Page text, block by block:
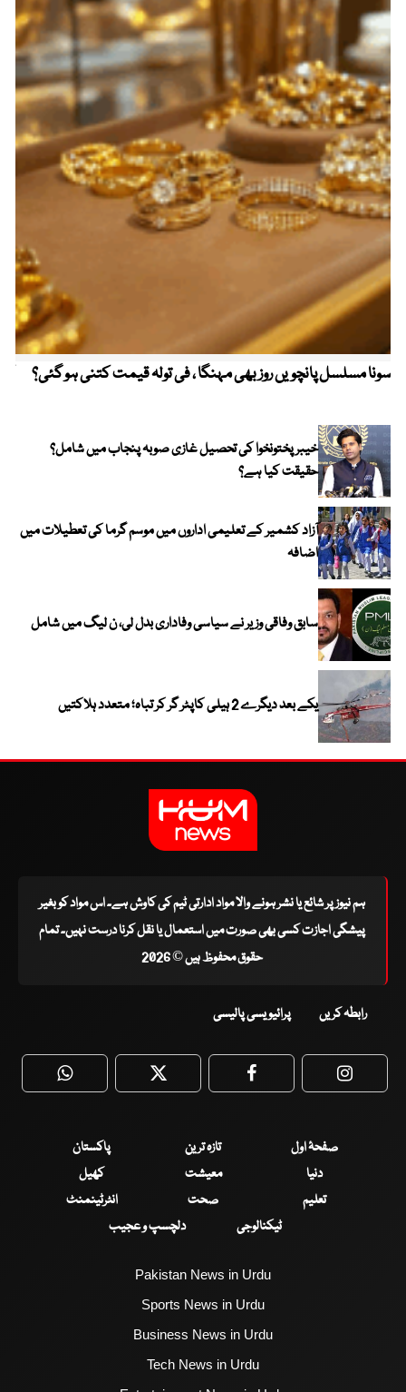
سونا مسلسل پانچویں روز بھی مہنگا ، فی تولہ قیمت کتنی ہو گئی؟
خیبر پختونخوا کی تحصیل غازی صوبہ پنجاب میں شامل؟
حقیقت کیا ہے؟
آزاد کشمیر کے تعلیمی اداروں میں موسم گرما کی تعطیلات میں
اضافہ
سابق وفاقی وزیر نے سیاسی وفاداری بدل لی، ن لیگ میں شامل
یکے بعد دیگرے 2 ہیلی کاپٹر گر کر تباہ؛ متعدد ہلاکتیں
ہم نیوز پر شائع یا نشر ہونے والا مواد ادارتی ٹیم کی کاوش ہے۔ اس مواد کو بغیر
پیشگی اجازت کسی بھی صورت میں استعمال یا نقل کرنا درست نہیں۔ تمام
حقوق محفوظ ہیں © 2026
رابطہ کریں پرائیویسی پالیسی
WhatsApp Twitter Facebook
صفحۂ اول تازہ ترین
پاکستان
دنیا
معیشت
کھیل
تعلیم
صحت
انٹرٹینمنٹ
ٹیکنالوجی
دلچسپ و عجیب
Pakistan News in Urdu
Sports News in Urdu
Business News in Urdu
Tech News in Urdu